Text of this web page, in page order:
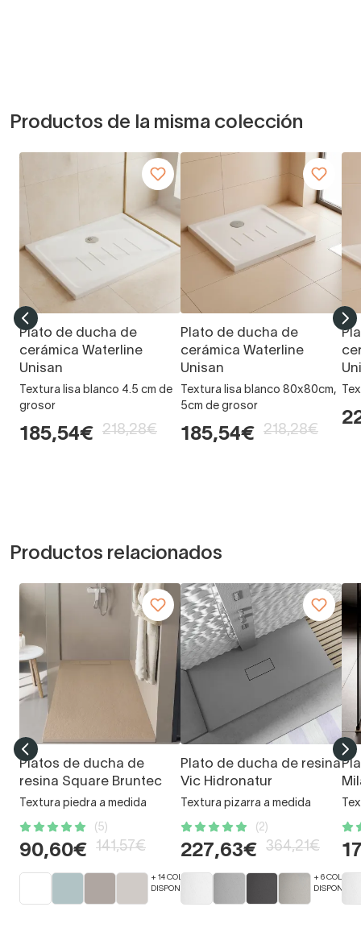
Productos de la misma colección
Plato de ducha de
cerámica Waterline
Unisan
Textura lisa blanco 4.5 cm de
grosor
185,54€ 218,28€
Plato de ducha de
cerámica Waterline
Unisan
Textura lisa blanco 80x80cm,
5cm de grosor
185,54€ 218,28€
Productos relacionados
Platos de ducha de
resina Square Bruntec
Textura piedra a medida
(5)
90,60€ 141,57€
+ 14 COLORES
DISPONIBLES
Plato de ducha de resina
Vic Hidronatur
Textura pizarra a medida
(2)
227,63€ 364,21€
+ 6